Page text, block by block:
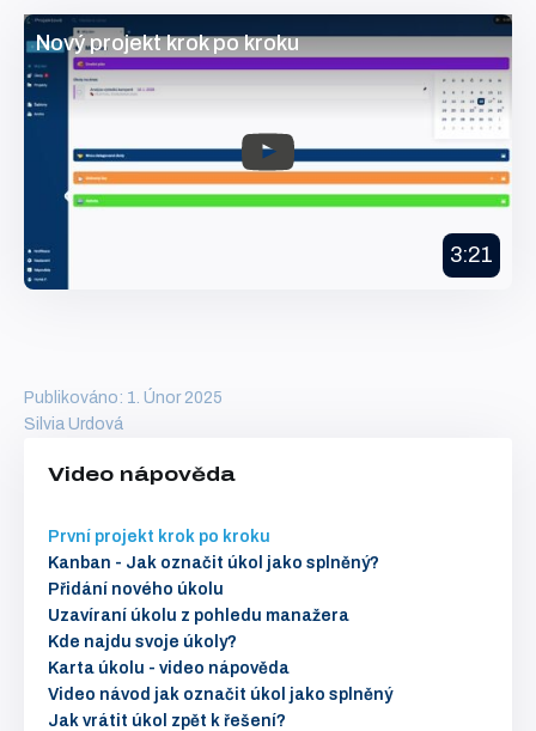
Nový projekt krok po kroku
3:21
Publikováno: 1. Únor 2025
Silvia Urdová
Video nápověda
První projekt krok po kroku
Kanban - Jak označit úkol jako splněný?
Přidání nového úkolu
Uzavíraní úkolu z pohledu manažera
Kde najdu svoje úkoly?
Karta úkolu - video nápověda
Video návod jak označit úkol jako splněný
Jak vrátit úkol zpět k řešení?